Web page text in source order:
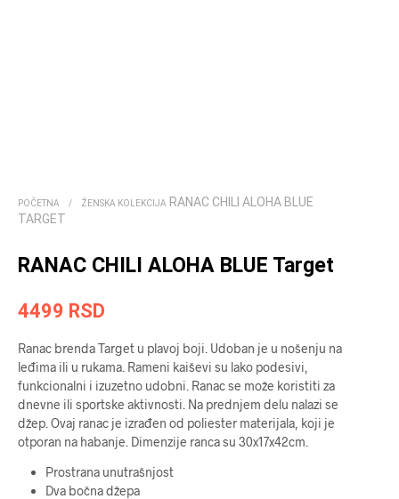
POČETNA / ŽENSKA KOLEKCIJA RANAC CHILI ALOHA BLUE
TARGET
RANAC CHILI ALOHA BLUE Target
4499 RSD
Ranac brenda Target u plavoj boji. Udoban je u nošenju na
leđima ili u rukama. Rameni kaiševi su lako podesivi,
funkcionalni i izuzetno udobni. Ranac se može koristiti za
dnevne ili sportske aktivnosti. Na prednjem delu nalazi se
džep. Ovaj ranac je izrađen od poliester materijala, koji je
otporan na habanje. Dimenzije ranca su 30x17x42cm.
Prostrana unutrašnjost
Dva bočna džepa